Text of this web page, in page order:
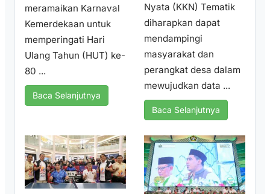
meramaikan Karnaval
Kemerdekaan untuk
memperingati Hari
Ulang Tahun (HUT) ke-
80 ...
Baca Selanjutnya
Nyata (KKN) Tematik
diharapkan dapat
mendampingi
masyarakat dan
perangkat desa dalam
mewujudkan data ...
Baca Selanjutnya